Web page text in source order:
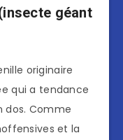
géant
originaire
qui a tendance
dos. Comme
et la